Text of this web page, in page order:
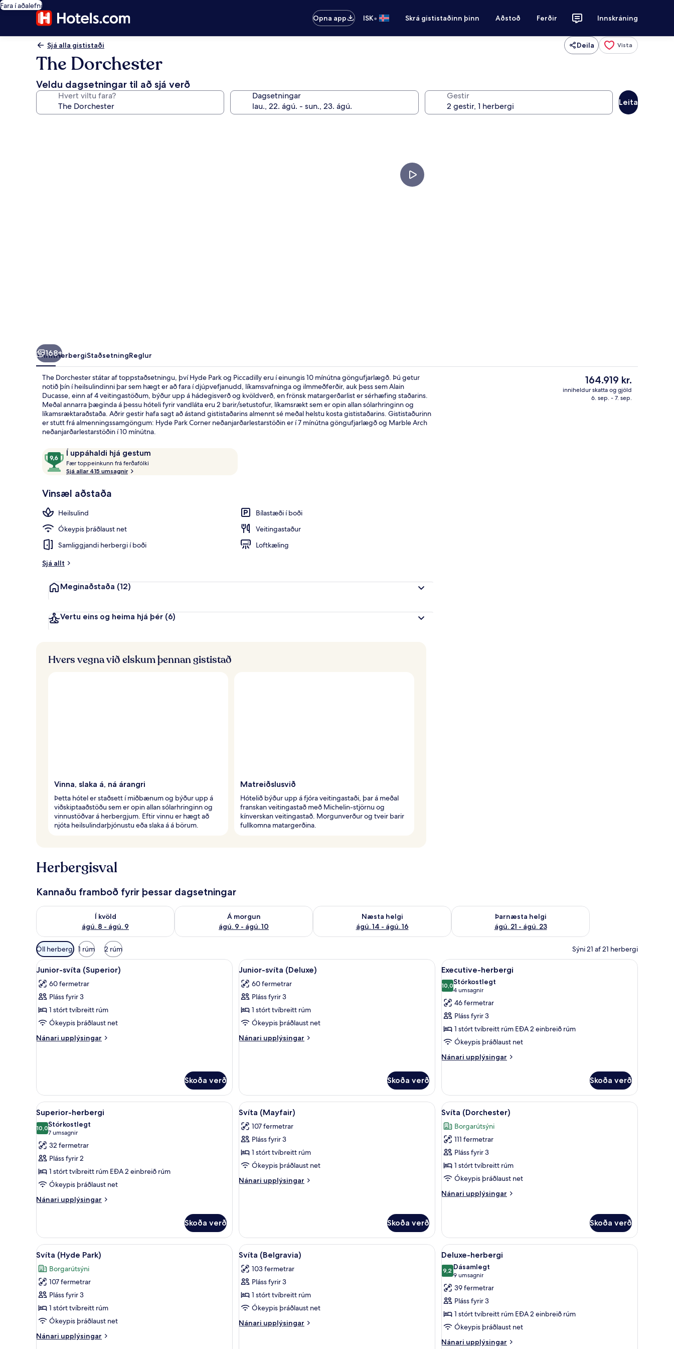
Fara í aðalefni
Opna app
ISK• Skrá gististaðinn þinn Aðstoð Ferðir Innskráning
Sjá alla gististaði Deila Vista
The Dorchester
Veldu dagsetningar til að sjá verð
Hvert viltu fara? Dagsetningar Gestir
Leita
Svíta (Hyde Park) | Stofa | Flatskjársjónvarp, DVD-spilari4 veitingastaðir; morgunverður,
168+
YfirlitHerbergiStaðsetningReglur
The Dorchester státar af toppstaðsetningu, því Hyde Park og Piccadilly eru í einungis 10 mínútna göngufjarlægð. Þú getur
notið þín í heilsulindinni þar sem hægt er að fara í djúpvefjanudd, líkamsvafninga og ilmmeðferðir, auk þess sem Alain
Ducasse, einn af 4 veitingastöðum, býður upp á hádegisverð og kvöldverð, en frönsk matargerðarlist er sérhæfing staðarins.
Meðal annarra þæginda á þessu hóteli fyrir vandláta eru 2 barir/setustofur, líkamsrækt sem er opin allan sólarhringinn og
líkamsræktaraðstaða. Aðrir gestir hafa sagt að ástand gististaðarins almennt sé meðal helstu kosta gististaðarins. Gististaðurinn
er stutt frá almenningssamgöngum: Hyde Park Corner neðanjarðarlestarstöðin er í 7 mínútna göngufjarlægð og Marble Arch
neðanjarðarlestarstöðin í 10 mínútna.
UmsagnirÍ uppáhaldi hjá gestum
9,6
af
10,
uppáhaldi
gestum
Fær toppeinkunn frá ferðafólki
n
r
r
Sjá allar 415 umsagnir
Vinsæl aðstaða
Heilsulind
Bílastæði í boði
Ókeypis þráðlaust net
Veitingastaður
Samliggjandi herbergi í boði
Loftkæling
Sjá allt
Meginaðstaða (12)
Vertu eins og heima hjá þér (6)
Núverandi
verð
164.919 kr.
inniheldur skatta og gjöld
6. sep. - 7. sep.
Hvers vegna við elskum þennan gististað
Vinna, slaka á, ná árangri
Þetta hótel er staðsett í miðbænum og býður upp á
viðskiptaaðstöðu sem er opin allan sólarhringinn og
vinnustöðvar á herbergjum. Eftir vinnu er hægt að
njóta heilsulindarþjónustu eða slaka á á börum.
Matreiðslusvið
Hótelið býður upp á fjóra veitingastaði, þar á meðal
franskan veitingastað með Michelin-stjörnu og
kínverskan veitingastað. Morgunverður og tveir barir
fullkomna matargerðina.
Herbergisval
Kannaðu framboð fyrir þessar dagsetningar
Í kvöld
ágú. 8 - ágú. 9
Athuga framboð í kvöld ágú. 8 - ágú. 9
Á morgun
ágú. 9 - ágú. 10
Athuga framboð á morgun ágú. 9 - ágú. 10
Næsta helgi
ágú. 14 - ágú. 16
Athuga framboð næstu helgi ágú. 14 - ágú. 16
Þarnæsta helgi
ágú. 21 - ágú. 23
Athuga framboð þarnæstu helgi ágú. 21 - ágú. 23
Síur
í
boði
fyrir
herbergi
Öll herbergi 1 rúm 2 rúm Sýni 21 af 21 herbergi
Skoða
allar
myndir
fyrir
Junior-
svíta
(Superior)
Rúmföt af bestu gerð, míníbar, öryggishólf í herbergi, skrifborð
7
Junior-svíta (Superior)
60 fermetrar
Pláss fyrir 3
1 stórt tvíbreitt rúm
Ókeypis þráðlaust net
Nánari upplýsingar
Nánari
Skoða verð
Skoða
allar
myndir
fyrir
Junior-
svíta
(Deluxe)
Rúmföt af bestu gerð, míníbar, öryggishólf í herbergi, skrifborð
5
Junior-svíta (Deluxe)
60 fermetrar
Pláss fyrir 3
1 stórt tvíbreitt rúm
Ókeypis þráðlaust net
Nánari upplýsingar
Nánari
Skoða verð
Skoða
allar
myndir
fyrir
Executive-
herbergi
Executive-herbergi | Rúmföt af bestu gerð,
16
Executive-herbergi
10,010,0 af 10
Stórkostlegt
4 umsagnir
(4
umsagnir)
46 fermetrar
Pláss fyrir 3
1 stórt tvíbreitt rúm EÐA 2 einbreið rúm
Ókeypis þráðlaust net
Nánari upplýsingar
Nánari
herbergi
Skoða verð
Skoða
allar
myndir
fyrir
Superior-
herbergi
Superior-herbergi | Rúmföt af bestu gerð, míníbar, öryggishólf í herbergi, skrifborð
12
Superior-herbergi
10,010,0 af 10
Stórkostlegt
7 umsagnir
(7
umsagnir)
32 fermetrar
Pláss fyrir 2
1 stórt tvíbreitt rúm EÐA 2 einbreið rúm
Ókeypis þráðlaust net
Nánari upplýsingar
Nánari
herbergi
Skoða verð
Skoða
allar
myndir
fyrir
Svíta
(Mayfair)
Svíta (Mayfair) | Stofa | Flatskjársjónvarp, DVD-spilari
11
Svíta (Mayfair)
107 fermetrar
Pláss fyrir 3
1 stórt tvíbreitt rúm
Ókeypis þráðlaust net
Nánari upplýsingar
Nánari
Skoða verð
Skoða
allar
myndir
fyrir
Svíta
(Dorchester)
Svíta (Dorchester) | Stofa | Flatskjársjónvarp,
14
Svíta (Dorchester)
Borgarútsýni
111 fermetrar
Pláss fyrir 3
1 stórt tvíbreitt rúm
Ókeypis þráðlaust net
Nánari upplýsingar
Nánari
Skoða verð
Skoða
allar
myndir
fyrir
Svíta
(Hyde
Park)
Svíta (Hyde Park) | Stofa | Flatskjársjónvarp, DVD-spilari
13
Svíta (Hyde Park)
Borgarútsýni
107 fermetrar
Pláss fyrir 3
1 stórt tvíbreitt rúm
Ókeypis þráðlaust net
Nánari upplýsingar
Nánari
Skoða
allar
myndir
fyrir
Svíta
(Belgravia)
Svíta (Belgravia) | Stofa | Flatskjársjónvarp, DVD-spilari
16
Svíta (Belgravia)
103 fermetrar
Pláss fyrir 3
1 stórt tvíbreitt rúm
Ókeypis þráðlaust net
Nánari upplýsingar
Nánari
Skoða
allar
myndir
fyrir
Deluxe-
herbergi
Deluxe-herbergi | Rúmföt af bestu gerð,
10
Deluxe-herbergi
9,29,2 af 10
Dásamlegt
9 umsagnir
(9
umsagnir)
39 fermetrar
Pláss fyrir 3
1 stórt tvíbreitt rúm EÐA 2 einbreið rúm
Ókeypis þráðlaust net
Nánari upplýsingar
Nánari